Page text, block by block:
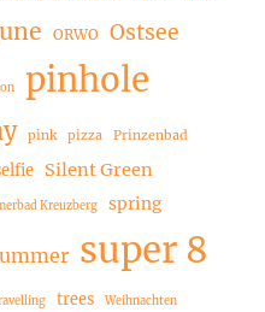
ORWO Ostsee
pinhole
pink pizza Prinzenbad
Silent Green
Kreuzberg spring
super 8
trees Weihnachten